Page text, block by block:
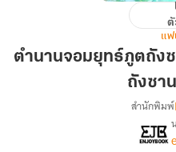
ตำนาน
ยุทธ์
ภูต
ตั
แฟ
ตำนานจอมยุทธ์ภูตถัง
ถังซา
สำนักพิมพ์